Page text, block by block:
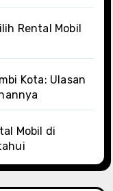
Rental Mobil
Kota: Ulasan
Mobil di